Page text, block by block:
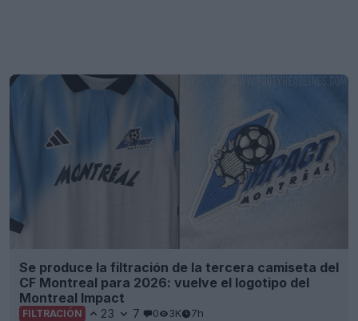
Se produce la filtración de la tercera camiseta del
CF Montreal para 2026: vuelve el logotipo del
Montreal Impact
FILTRACIÓN 23 7 0 3K 7h